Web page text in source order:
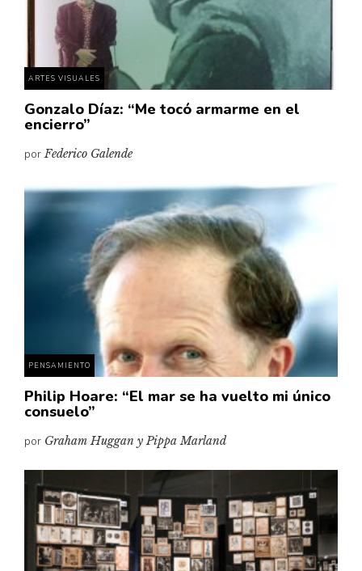
Pensamiento ilustrado
Personaje
Personajes secundarios
Política
Relecturas
Sociedad
Vidas paralelas
Voces y lecturas
ARTES VISUALES
Gonzalo Díaz: “Me tocó armarme en el
encierro”
porFederico Galende
PENSAMIENTO
Philip Hoare: “El mar se ha vuelto mi único
consuelo”
por Graham Huggan y Pippa Marland